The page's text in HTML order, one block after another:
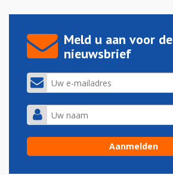
Meld u aan voor de
nieuwsbrief